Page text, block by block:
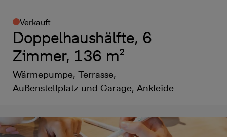
Verkauft
Doppelhaushälfte, 6
Zimmer, 136 m²
Wärmepumpe, Terrasse,
Außenstellplatz und Garage, Ankleide